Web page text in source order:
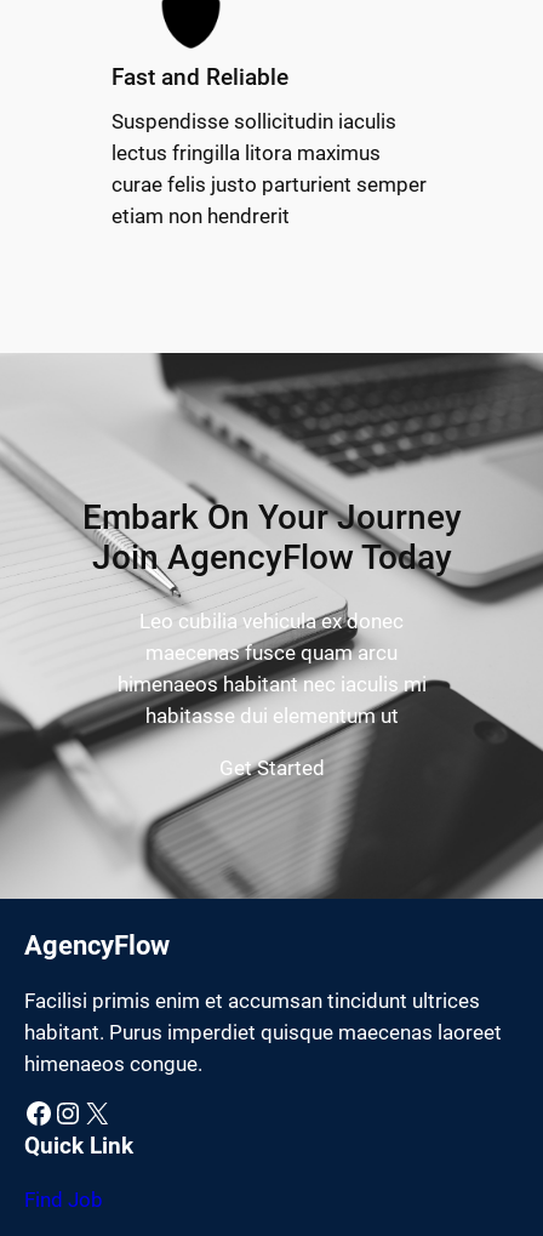
Fast and Reliable
Suspendisse sollicitudin iaculis
lectus fringilla litora maximus
curae felis justo parturient semper
etiam non hendrerit
Embark On Your Journey
Join AgencyFlow Today
Leo cubilia vehicula ex donec
maecenas fusce quam arcu
himenaeos habitant nec iaculis mi
habitasse dui elementum ut
Get Started
AgencyFlow
Facilisi primis enim et accumsan tincidunt ultrices
habitant. Purus imperdiet quisque maecenas laoreet
himenaeos congue.
Facebook Instagram X
Quick Link
Find Job